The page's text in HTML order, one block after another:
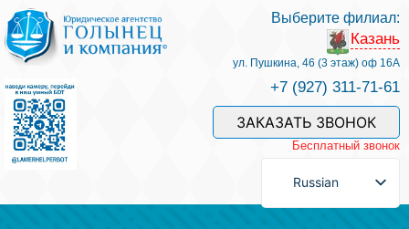
Услуги и наши специалисты
Оплата услуг
Задать вопрос
Выберите филиал:
Казань
ул. Пушкина, 46 (3 этаж) оф 16А
+7 (927) 311-71-61
ЗАКАЗАТЬ ЗВОНОК
Бесплатный звонок
Russian